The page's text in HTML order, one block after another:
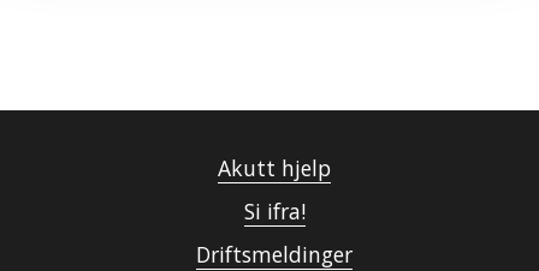
Akutt hjelp
Si ifra!
Driftsmeldinger